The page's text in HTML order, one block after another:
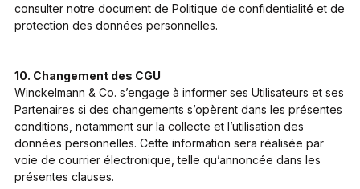
consulter notre document de Politique de confidentialité et de
protection des données personnelles.
10. Changement des CGU
Winckelmann & Co. s’engage à informer ses Utilisateurs et ses
Partenaires si des changements s’opèrent dans les présentes
conditions, notamment sur la collecte et l’utilisation des
données personnelles. Cette information sera réalisée par
voie de courrier électronique, telle qu’annoncée dans les
présentes clauses.